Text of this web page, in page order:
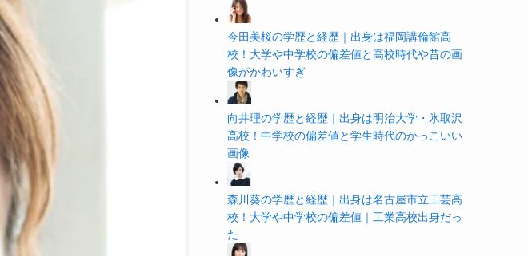
今田美桜の学歴と経歴｜出身は福岡講倫館高
校！大学や中学校の偏差値と高校時代や昔の画
像がかわいすぎ
向井理の学歴と経歴｜出身は明治大学・氷取沢
高校！中学校の偏差値と学生時代のかっこいい
画像
森川葵の学歴と経歴｜出身は名古屋市立工芸高
校！大学や中学校の偏差値｜工業高校出身だっ
た